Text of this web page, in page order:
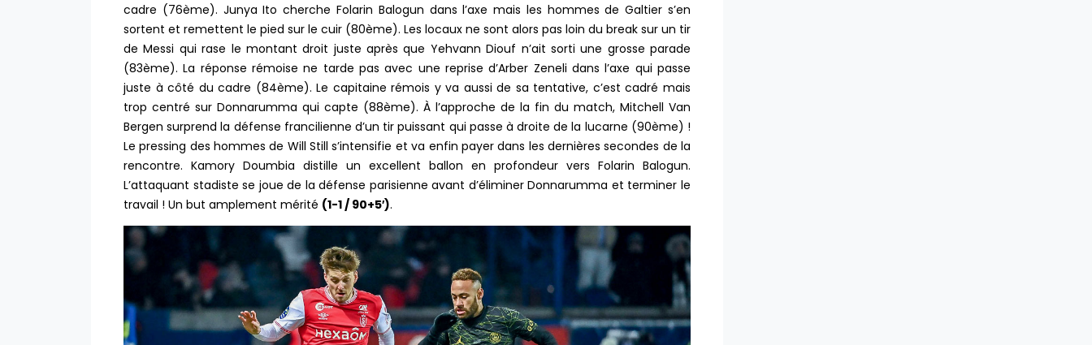
cadre (76ème). Junya Ito cherche Folarin Balogun dans l’axe mais les hommes de Galtier s’en
sortent et remettent le pied sur le cuir (80ème). Les locaux ne sont alors pas loin du break sur un tir
de Messi qui rase le montant droit juste après que Yehvann Diouf n’ait sorti une grosse parade
(83ème). La réponse rémoise ne tarde pas avec une reprise d’Arber Zeneli dans l’axe qui passe
juste à côté du cadre (84ème). Le capitaine rémois y va aussi de sa tentative, c’est cadré mais
trop centré sur Donnarumma qui capte (88ème). À l’approche de la fin du match, Mitchell Van
Bergen surprend la défense francilienne d’un tir puissant qui passe à droite de la lucarne (90ème) !
Le pressing des hommes de Will Still s’intensifie et va enfin payer dans les dernières secondes de la
rencontre. Kamory Doumbia distille un excellent ballon en profondeur vers Folarin Balogun.
L’attaquant stadiste se joue de la défense parisienne avant d’éliminer Donnarumma et terminer le
travail ! Un but amplement mérité (1-1 / 90+5′).